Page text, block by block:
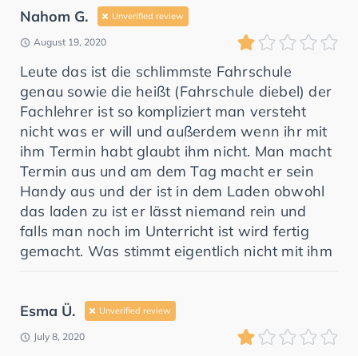
Nahom G. Unverified review
August 19, 2020
Leute das ist die schlimmste Fahrschule
genau sowie die heißt (Fahrschule diebel) der
Fachlehrer ist so kompliziert man versteht
nicht was er will und außerdem wenn ihr mit
ihm Termin habt glaubt ihm nicht. Man macht
Termin aus und am dem Tag macht er sein
Handy aus und der ist in dem Laden obwohl
das laden zu ist er lässt niemand rein und
falls man noch im Unterricht ist wird fertig
gemacht. Was stimmt eigentlich nicht mit ihm
Esma Ü. Unverified review
July 8, 2020